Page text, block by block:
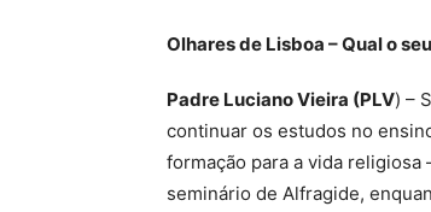
Olhares de Lisboa – Qual o
Padre Luciano Vieira (PLV) –
continuar os estudos no
formação para a vida
seminário de Alfragide,